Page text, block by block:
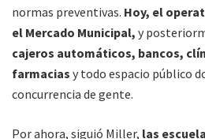
normas preventivas. Hoy, el
el Mercado Municipal, y
cajeros automáticos, bancos,
farmacias y todo espacio público
concurrencia de gente.
Por ahora, siguió Miller, las